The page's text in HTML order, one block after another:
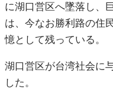
に湖口営区へ墜落し、
は、今なお勝利路の住
憶として残っている。
湖口営区が台湾社会に
した。